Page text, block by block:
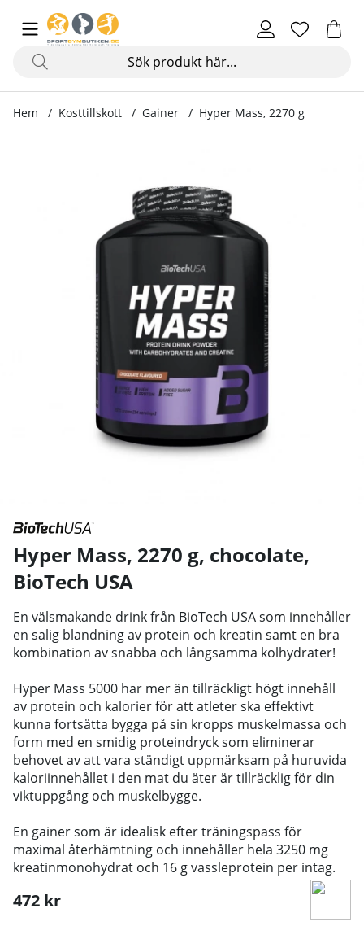
Hem Kosttillskott Gainer Hyper Mass, 2270 g
Hyper Mass, 2270 g, chocolate,
BioTech USA
En välsmakande drink från BioTech USA som innehåller
en salig blandning av protein och kreatin samt en bra
kombination av snabba och långsamma kolhydrater!
Hyper Mass 5000 har mer än tillräckligt högt innehåll
av protein och kalorier för att atleter ska effektivt
kunna fortsätta bygga på sin kropps muskelmassa och
form med en smidig proteindryck som eliminerar
behovet av att vara ständigt uppmärksam på huruvida
kaloriinnehållet i den mat du äter är tillräcklig för din
viktuppgång och muskelbygge.
En gainer som är idealisk efter träningspass för
maximal återhämtning och innehåller hela 3250 mg
kreatinmonohydrat och 16 g vassleprotein per intag.
472 kr